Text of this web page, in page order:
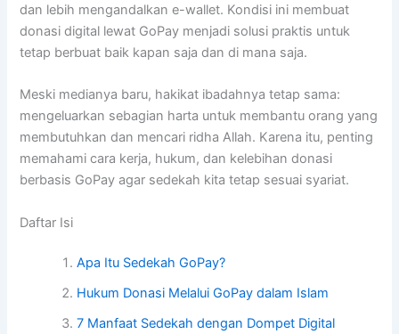
dan lebih mengandalkan e-wallet. Kondisi ini membuat
donasi digital lewat GoPay menjadi solusi praktis untuk
tetap berbuat baik kapan saja dan di mana saja.
Meski medianya baru, hakikat ibadahnya tetap sama:
mengeluarkan sebagian harta untuk membantu orang yang
membutuhkan dan mencari ridha Allah. Karena itu, penting
memahami cara kerja, hukum, dan kelebihan donasi
berbasis GoPay agar sedekah kita tetap sesuai syariat.
Daftar Isi
Apa Itu Sedekah GoPay?
Hukum Donasi Melalui GoPay dalam Islam
7 Manfaat Sedekah dengan Dompet Digital